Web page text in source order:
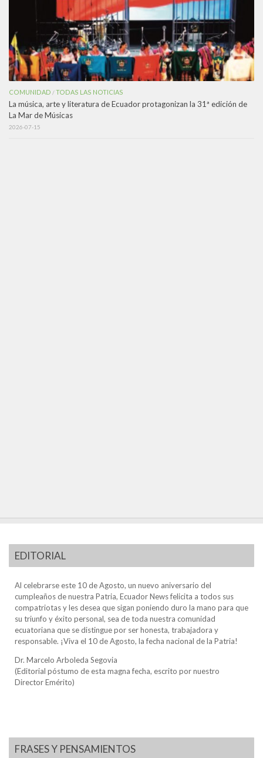
COMUNIDAD /TODAS LAS NOTICIAS
La música, arte y literatura de Ecuador protagonizan la 31ª edición de
La Mar de Músicas
2026-07-15
EDITORIAL
Al celebrarse este 10 de Agosto, un nuevo aniversario del
cumpleaños de nuestra Patria, Ecuador News felicita a todos sus
compatriotas y les desea que sigan poniendo duro la mano para que
su triunfo y éxito personal, sea de toda nuestra comunidad
ecuatoriana que se distingue por ser honesta, trabajadora y
responsable. ¡Viva el 10 de Agosto, la fecha nacional de la Patria!
Dr. Marcelo Arboleda Segovia
(Editorial póstumo de esta magna fecha, escrito por nuestro
Director Emérito)
FRASES Y PENSAMIENTOS